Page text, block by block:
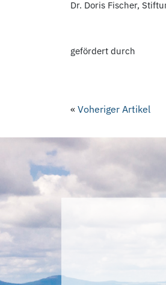
Dr. Doris Fischer,
gefördert durch
« Voheriger Artikel